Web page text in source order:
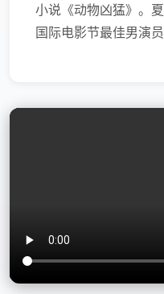
小说《动物凶猛》。
国际电影节最佳男演员